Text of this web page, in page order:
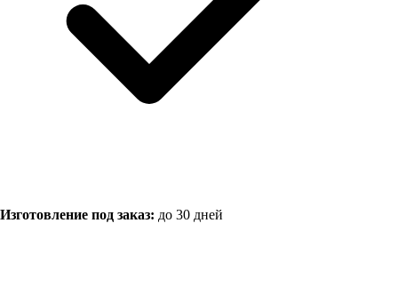
Изготовление под заказ: до 30 дней